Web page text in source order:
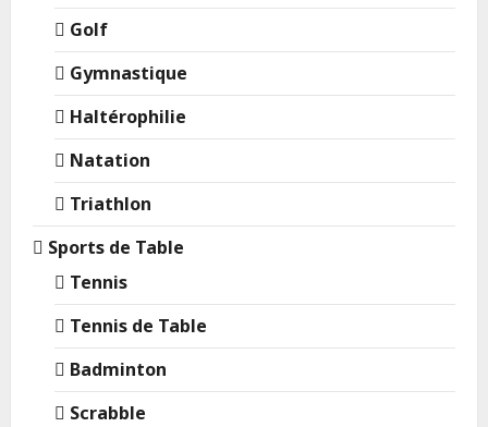
Golf
Gymnastique
Haltérophilie
Natation
Triathlon
Sports de Table
Tennis
Tennis de Table
Badminton
Scrabble